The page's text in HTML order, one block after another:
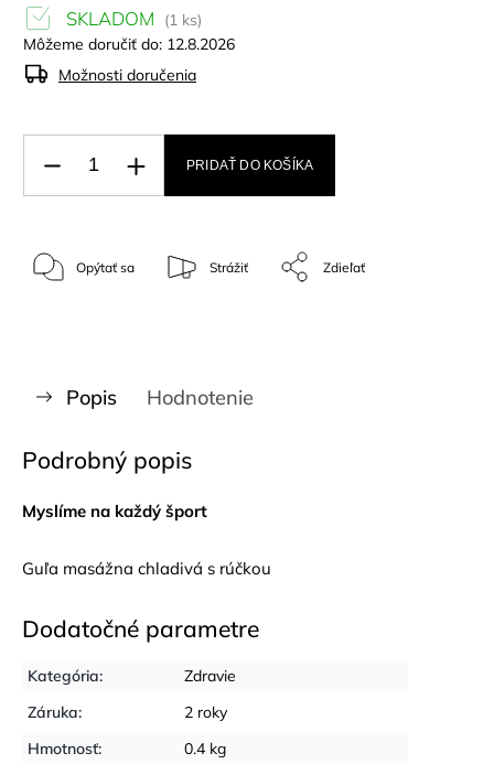
SKLADOM
(1 ks)
Môžeme doručiť do: 12.8.2026
Možnosti doručenia
PRIDAŤ DO KOŠÍKA
Opýtať sa Strážiť Zdieľať
Popis Hodnotenie
Podrobný popis
Myslíme na každý šport
Guľa masážna chladivá s rúčkou
Dodatočné parametre
Kategória:
Zdravie
Záruka:
2 roky
Hmotnosť:
0.4 kg